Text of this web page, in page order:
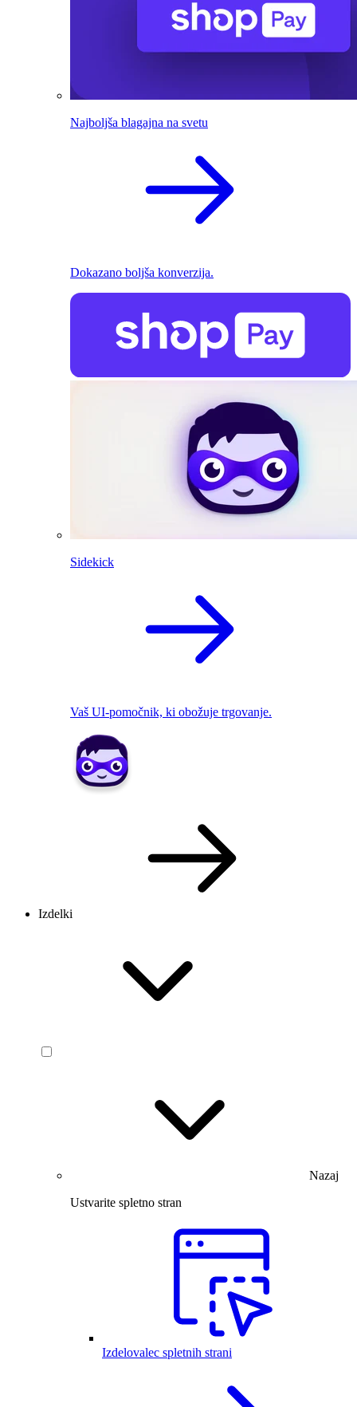
Najboljša blagajna na svetu
Dokazano boljša konverzija.
Sidekick
Vaš UI-pomočnik, ki obožuje trgovanje.
Izdelki
Nazaj
Ustvarite spletno stran
Izdelovalec spletnih strani